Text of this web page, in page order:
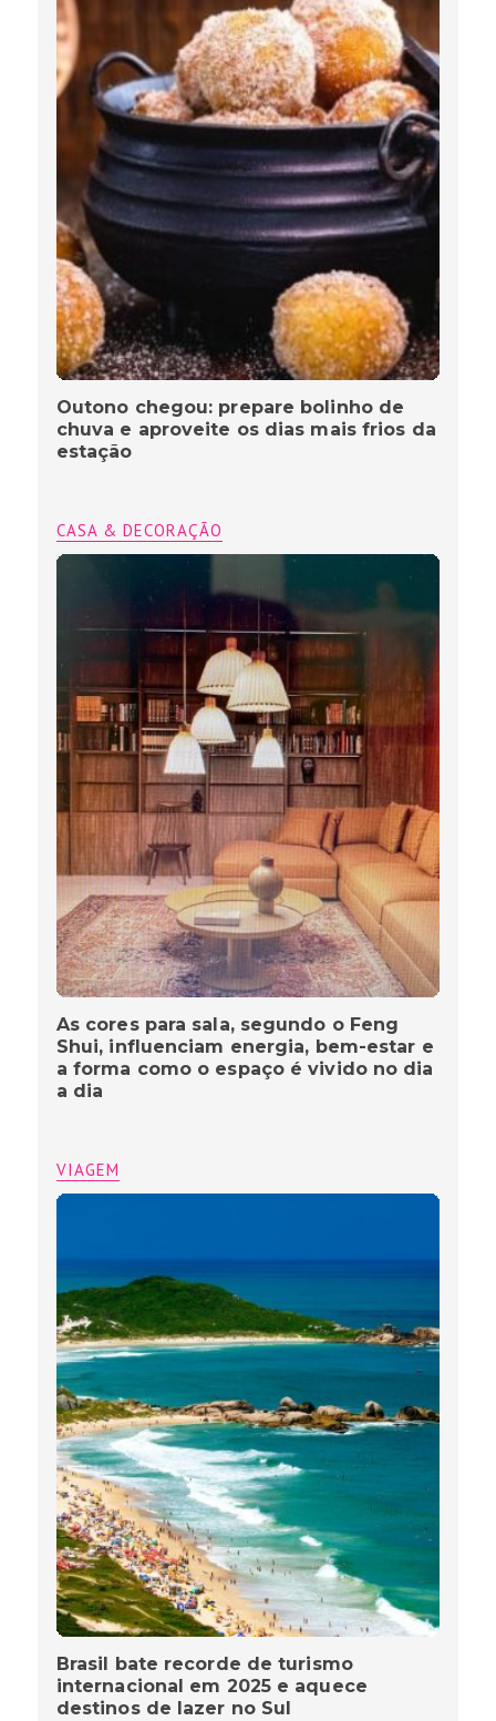
Outono chegou: prepare bolinho de
chuva e aproveite os dias mais frios da
estação
CASA & DECORAÇÃO
As cores para sala, segundo o Feng
Shui, influenciam energia, bem-estar e
a forma como o espaço é vivido no dia
a dia
VIAGEM
Brasil bate recorde de turismo
internacional em 2025 e aquece
destinos de lazer no Sul